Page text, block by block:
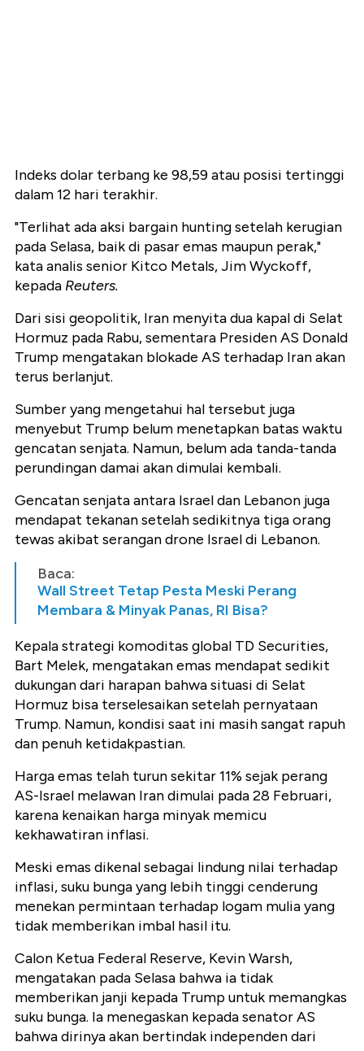
Indeks dolar terbang ke 98,59 atau posisi tertinggi
dalam 12 hari terakhir.
"Terlihat ada aksi bargain hunting setelah kerugian
pada Selasa, baik di pasar emas maupun perak,"
kata analis senior Kitco Metals, Jim Wyckoff,
kepada Reuters.
Dari sisi geopolitik, Iran menyita dua kapal di Selat
Hormuz pada Rabu, sementara Presiden AS Donald
Trump mengatakan blokade AS terhadap Iran akan
terus berlanjut.
Sumber yang mengetahui hal tersebut juga
menyebut Trump belum menetapkan batas waktu
gencatan senjata. Namun, belum ada tanda-tanda
perundingan damai akan dimulai kembali.
Gencatan senjata antara Israel dan Lebanon juga
mendapat tekanan setelah sedikitnya tiga orang
tewas akibat serangan drone Israel di Lebanon.
Baca:
Wall Street Tetap Pesta Meski Perang
Membara & Minyak Panas, RI Bisa?
Kepala strategi komoditas global TD Securities,
Bart Melek, mengatakan emas mendapat sedikit
dukungan dari harapan bahwa situasi di Selat
Hormuz bisa terselesaikan setelah pernyataan
Trump. Namun, kondisi saat ini masih sangat rapuh
dan penuh ketidakpastian.
Harga emas telah turun sekitar 11% sejak perang
AS-Israel melawan Iran dimulai pada 28 Februari,
karena kenaikan harga minyak memicu
kekhawatiran inflasi.
Meski emas dikenal sebagai lindung nilai terhadap
inflasi, suku bunga yang lebih tinggi cenderung
menekan permintaan terhadap logam mulia yang
tidak memberikan imbal hasil itu.
Calon Ketua Federal Reserve, Kevin Warsh,
mengatakan pada Selasa bahwa ia tidak
memberikan janji kepada Trump untuk memangkas
suku bunga. Ia menegaskan kepada senator AS
bahwa dirinya akan bertindak independen dari